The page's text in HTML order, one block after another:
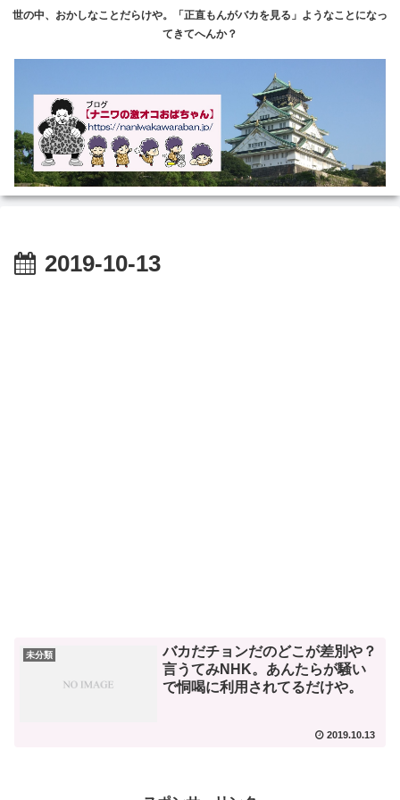
世の中、おかしなことだらけや。「正直もんがバカを見る」ようなことになっ
てきてへんか？
2019-10-13
未分類
バカだチョンだのどこが差別や？
言うてみNHK。あんたらが騒い
で恫喝に利用されてるだけや。
2019.10.13